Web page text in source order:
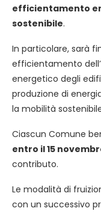
efficientamento
sostenibile.
In particolare, sarà
efficientamento
energetico degli
produzione di
la mobilità
Ciascun Comune
entro il 15
contributo.
Le modalità di
con un successivo